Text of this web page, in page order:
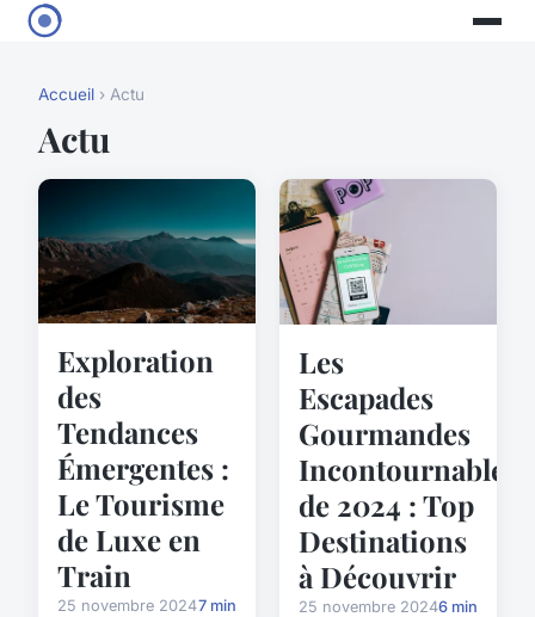
Accueil › Actu
Actu
Exploration
des
Tendances
Émergentes :
Le Tourisme
de Luxe en
Train
25 novembre 20247 min
Les
Escapades
Gourmandes
Incontournables
de 2024 : Top
Destinations
à Découvrir
25 novembre 20246 min